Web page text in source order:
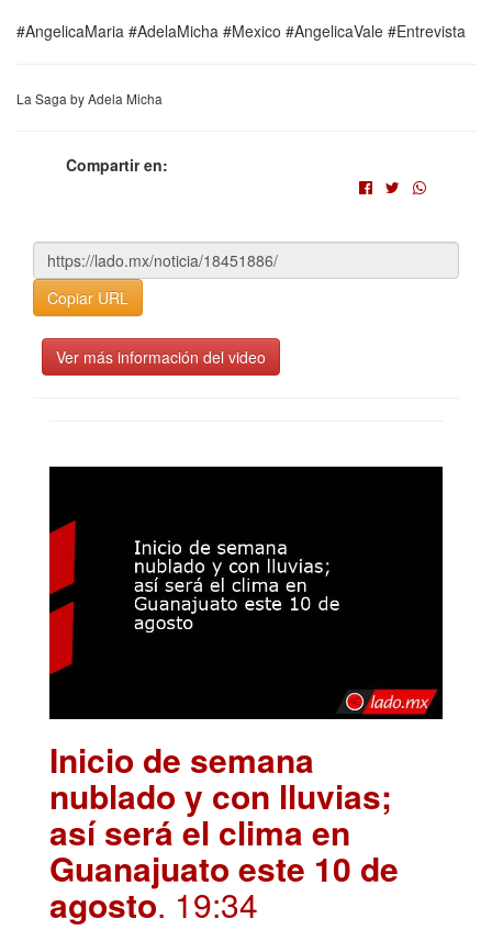
#AngelicaMaria #AdelaMicha #Mexico #AngelicaVale #Entrevista
La Saga by Adela Micha
Compartir en:
Copiar URL
Ver más información del video
Inicio de semana
nublado y con lluvias;
así será el clima en
Guanajuato este 10 de
agosto. 19:34